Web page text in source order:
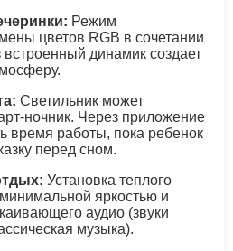
Режим
цветов RGB в сочетании
встроенный динамик создает
Светильник может
ночник. Через приложение
время работы, пока ребенок
перед сном.
Установка теплого
яркостью и
аудио (звуки
музыка).